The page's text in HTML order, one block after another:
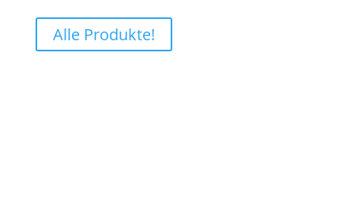
Alle Produkte!